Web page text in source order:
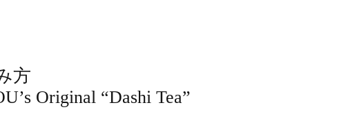
方
Original “Dashi Tea”